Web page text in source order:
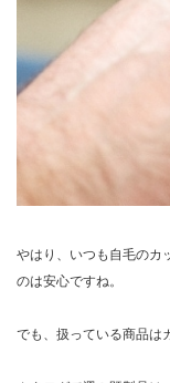
やはり、いつも自毛のカ
のは安心ですね。
でも、扱っている商品は